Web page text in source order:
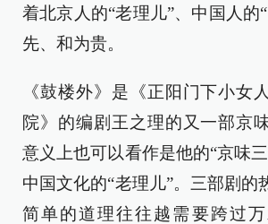
着北京人的“老理儿”、中国人的
先、和为贵。
《鼓楼外》是《正阳门下小女
院》的编剧王之理的又一部京
意义上也可以看作是他的“京味
中国文化的“老理儿”。三部剧的
简单的道理往往越需要跨过